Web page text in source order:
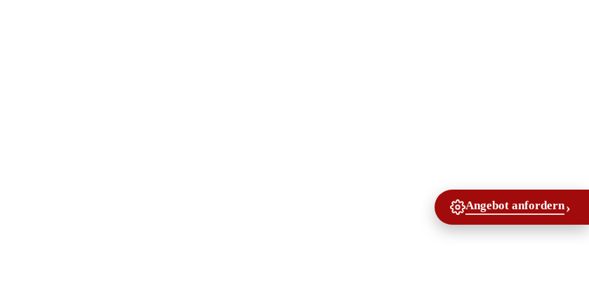
Angebot anfordern›